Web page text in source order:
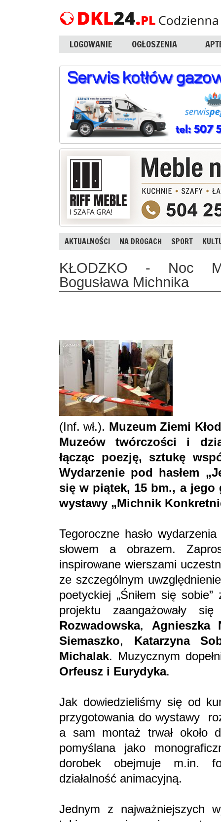
LOGOWANIE OGŁOSZENIA
AKTUALNOŚCI NA DROGACH SPORT
KŁODZKO - Noc
Bogusława Michnika
(Inf. wł.). Muzeum Ziemi
Muzeów twórczości i
łącząc poezję, sztukę
Wydarzenie pod hasłem
się w piątek, 15 bm., a jego
wystawy „Michnik
Tegoroczne hasło
słowem a obrazem.
inspirowane wierszami
ze szczególnym
poetyckiej „Śniłem się
projektu zaangażowały
Rozwadowska, Agnieszka
Siemaszko, Katarzyna
Michalak. Muzycznym
Orfeusz i Eurydyka.
Jak dowiedzieliśmy się od
przygotowania do wystawy
a sam montaż trwał około
pomyślana jako
dorobek obejmuje m.in.
działalność animacyjną.
Jednym z najważniejszych